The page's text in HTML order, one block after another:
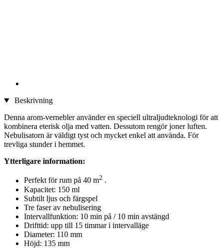
Beskrivning
Denna arom-vernebler använder en speciell ultraljudteknologi för att
kombinera eterisk olja med vatten. Dessutom rengör joner luften.
Nebulisatorn är väldigt tyst och mycket enkel att använda. För
trevliga stunder i hemmet.
Ytterligare information:
Perfekt för rum på 40 m2 .
Kapacitet: 150 ml
Subtilt ljus och färgspel
Tre faser av nebulisering
Intervallfunktion: 10 min på / 10 min avstängd
Drifttid: upp till 15 timmar i intervalläge
Diameter: 110 mm
Höjd: 135 mm